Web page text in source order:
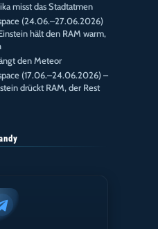
misst das Stadtatmen
(24.06.–27.06.2026)
hält den RAM warm,
den Meteor
(17.06.–24.06.2026) –
drückt RAM, der Rest